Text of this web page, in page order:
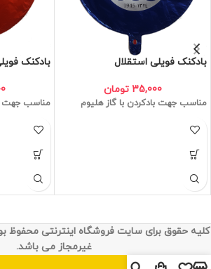
بادکنک فویلی استقلال
35,000 تومان
مناسب جهت بادکردن با گاز هلیوم
بادکنک
مناسب جهت
کلیه حقوق برای سایت فروشگاه اینترنتی محفوظ
غیرمجاز می باشد.